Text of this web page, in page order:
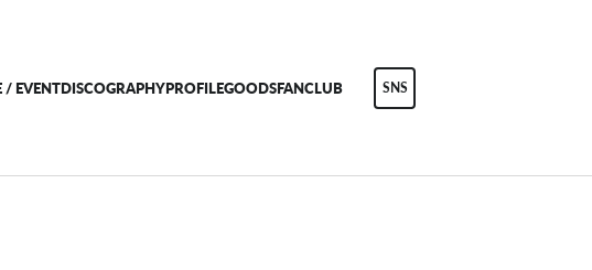
/ EVENTDISCOGRAPHYPROFILEGOODSFANCLUB SNS